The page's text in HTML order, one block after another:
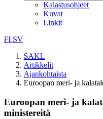
Kalastusohjeet
Kuvat
Linkit
FI SV
SAKL
Artikkelit
Ajankohtaista
Euroopan meri- ja
Euroopan meri- ja
ministereitä